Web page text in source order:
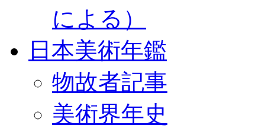
による）
日本美術年鑑
物故者記事
美術界年史